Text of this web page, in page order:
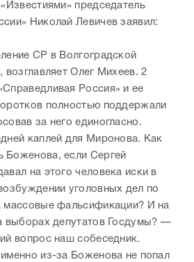
председатель
Николай Левичев заявил:
СР в Волгоградской
возглавляет Олег Михеев. 2
Россия» и ее
полностью поддержали
за него единогласно.
каплей для Миронова. Как
Боженова, если Сергей
на этого человека иски в
уголовных дел по
массовые фальсификации? И на
выборах депутатов Госдумы? —
вопрос наш собеседник.
из-за Боженова не попал